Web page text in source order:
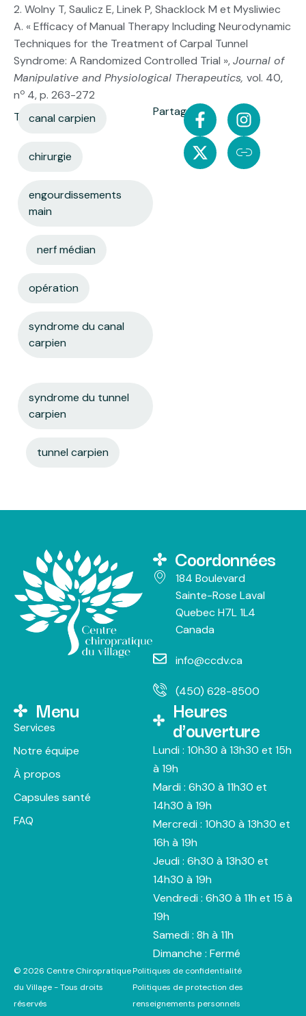
2. Wolny T, Saulicz E, Linek P, Shacklock M et Mysliwiec
A. « Efficacy of Manual Therapy Including Neurodynamic
Techniques for the Treatment of Carpal Tunnel
Syndrome: A Randomized Controlled Trial »,Journal of
Manipulative and Physiological Therapeutics, vol. 40,
no 4, p. 263-272
Tags:canal carpien
chirurgie
engourdissements
main
nerf médian
opération
syndrome du canal
carpien
syndrome du tunnel
carpien
tunnel carpien
Partager:
Coordonnées
184 Boulevard
Sainte-Rose Laval
Quebec H7L 1L4
Canada
info@ccdv.ca
(450) 628-8500
Menu
Services
Notre équipe
À propos
Capsules santé
FAQ
Heures
d'ouverture
Lundi : 10h30 à 13h30 et 15h
à 19h
Mardi : 6h30 à 11h30 et
14h30 à 19h
Mercredi : 10h30 à 13h30 et
16h à 19h
Jeudi : 6h30 à 13h30 et
14h30 à 19h
Vendredi : 6h30 à 11h et 15 à
19h
Samedi : 8h à 11h
Dimanche : Fermé
© 2026 Centre Chiropratique
du Village - Tous droits
réservés
Politiques de confidentialité
Politiques de protection des
renseignements personnels